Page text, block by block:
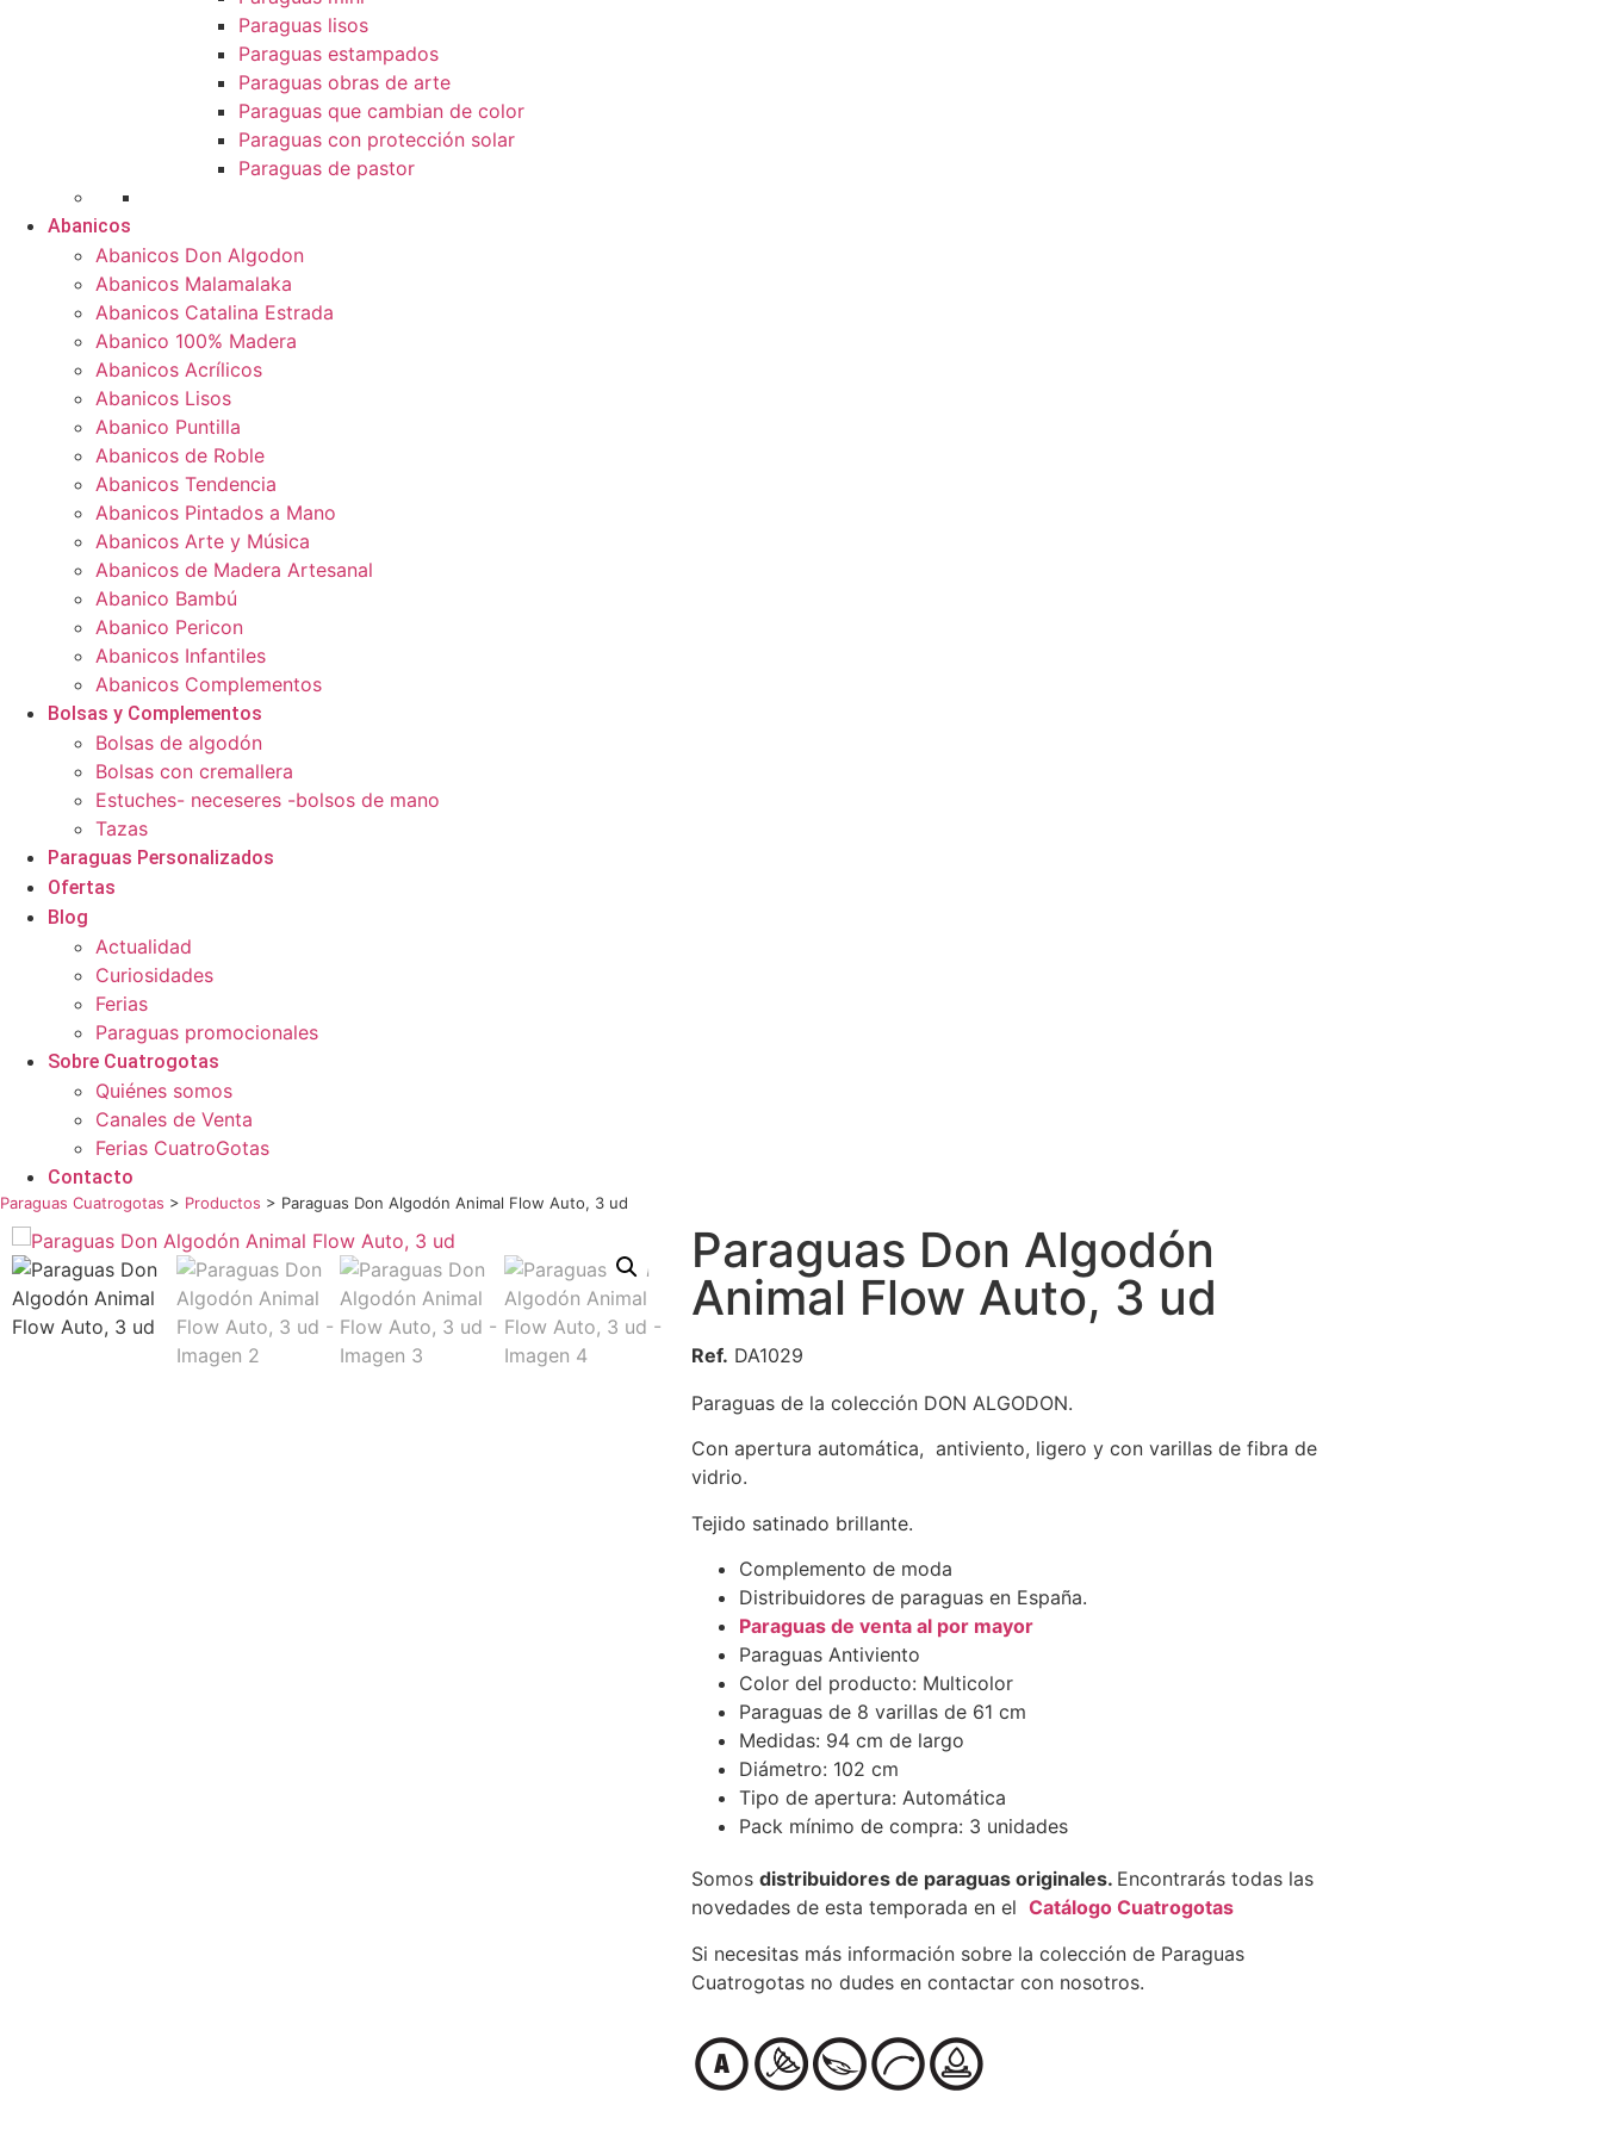
Paraguas lisos
Paraguas estampados
Paraguas obras de arte
Paraguas que cambian de color
Paraguas con protección solar
Paraguas de pastor
Abanicos
Abanicos Don Algodon
Abanicos Malamalaka
Abanicos Catalina Estrada
Abanico 100% Madera
Abanicos Acrílicos
Abanicos Lisos
Abanico Puntilla
Abanicos de Roble
Abanicos Tendencia
Abanicos Pintados a Mano
Abanicos Arte y Música
Abanicos de Madera Artesanal
Abanico Bambú
Abanico Pericon
Abanicos Infantiles
Abanicos Complementos
Bolsas y Complementos
Bolsas de algodón
Bolsas con cremallera
Estuches- neceseres -bolsos de mano
Tazas
Paraguas Personalizados
Ofertas
Blog
Actualidad
Curiosidades
Ferias
Paraguas promocionales
Sobre Cuatrogotas
Quiénes somos
Canales de Venta
Ferias CuatroGotas
Contacto
Paraguas Cuatrogotas > Productos > Paraguas Don Algodón Animal Flow Auto, 3 ud
Paraguas Don Algodón
Animal Flow Auto, 3 ud
Ref. DA1029
Paraguas de la colección DON ALGODON.
Con apertura automática, antiviento, ligero y con varillas de fibra de
vidrio.
Tejido satinado brillante.
Complemento de moda
Distribuidores de paraguas en España.
Paraguas de venta al por mayor
Paraguas Antiviento
Color del producto: Multicolor
Paraguas de 8 varillas de 61 cm
Medidas: 94 cm de largo
Diámetro: 102 cm
Tipo de apertura: Automática
Pack mínimo de compra: 3 unidades
Somos distribuidores de paraguas originales. Encontrarás todas las
novedades de esta temporada en el Catálogo Cuatrogotas
Si necesitas más información sobre la colección de Paraguas
Cuatrogotas no dudes en contactar con nosotros.